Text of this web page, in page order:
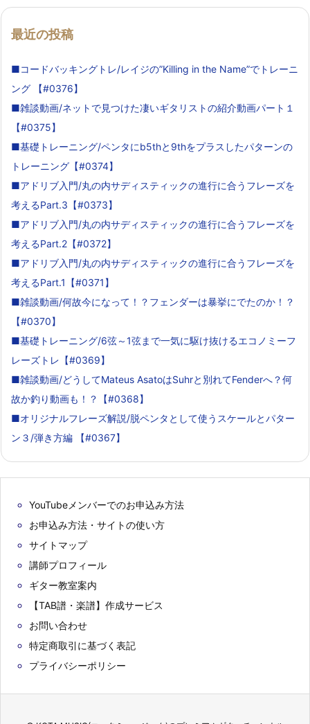
最近の投稿
■コードバッキングトレ/レイジの”Killing in the Name”でトレーニ
ング 【#0376】
■雑談動画/ネットで見つけた凄いギタリストの紹介動画パート１
【#0375】
■基礎トレーニング/ペンタにb5thと9thをプラスしたパターンの
トレーニング【#0374】
■アドリブ入門/丸の内サディスティックの進行に合うフレーズを
考えるPart.3【#0373】
■アドリブ入門/丸の内サディスティックの進行に合うフレーズを
考えるPart.2【#0372】
■アドリブ入門/丸の内サディスティックの進行に合うフレーズを
考えるPart.1【#0371】
■雑談動画/何故今になって！？フェンダーは暴挙にでたのか！？
【#0370】
■基礎トレーニング/6弦～1弦まで一気に駆け抜けるエコノミーフ
レーズトレ【#0369】
■雑談動画/どうしてMateus AsatoはSuhrと別れてFenderへ？何
故か釣り動画も！？【#0368】
■オリジナルフレーズ解説/脱ペンタとして使うスケールとパター
ン３/弾き方編 【#0367】
YouTubeメンバーでのお申込み方法
お申込み方法・サイトの使い方
サイトマップ
講師プロフィール
ギター教室案内
【TAB譜・楽譜】作成サービス
お問い合わせ
特定商取引に基づく表記
プライバシーポリシー